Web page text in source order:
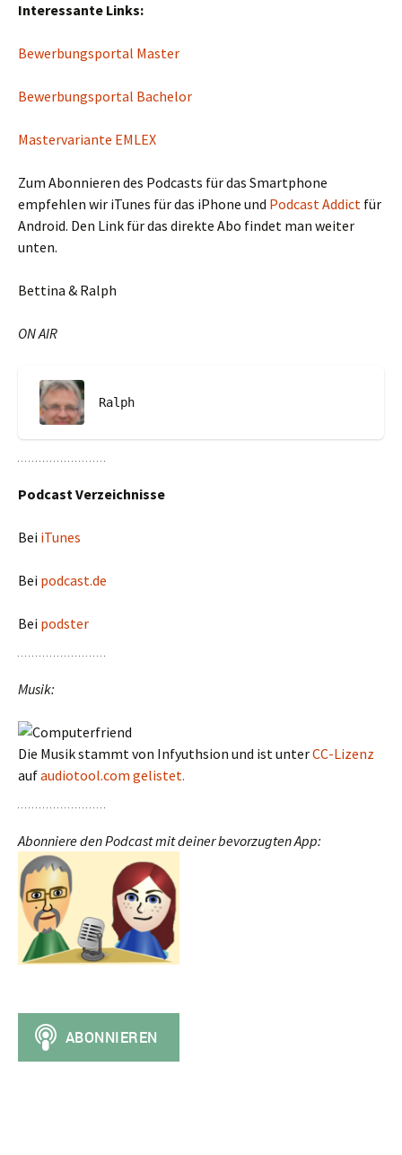
Interessante Links:
Bewerbungsportal Master
Bewerbungsportal Bachelor
Mastervariante EMLEX
Zum Abonnieren des Podcasts für das Smartphone
empfehlen wir iTunes für das iPhone und Podcast Addict für
Android. Den Link für das direkte Abo findet man weiter
unten.
Bettina & Ralph
ON AIR
Ralph
Podcast Verzeichnisse
Bei iTunes
Bei podcast.de
Bei podster
Musik:
Die Musik stammt von Infyuthsion und ist unterCC-Lizenz
aufaudiotool.com gelistet.
Abonniere den Podcast mit deiner bevorzugten App: